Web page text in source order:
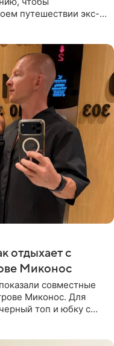
путешествии экс-
отдыхает с
Миконос
совместные
Миконос. Для
топ и юбку с